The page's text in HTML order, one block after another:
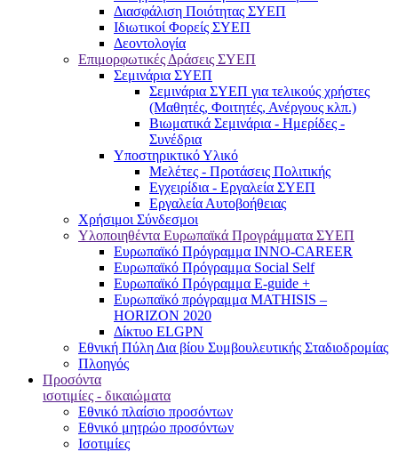
Διασφάλιση Ποιότητας ΣΥΕΠ
Ιδιωτικοί Φορείς ΣΥΕΠ
Δεοντολογία
Επιμορφωτικές Δράσεις ΣΥΕΠ
Σεμινάρια ΣΥΕΠ
Σεμινάρια ΣΥΕΠ για τελικούς χρήστες
(Μαθητές, Φοιτητές, Ανέργους κλπ.)
Βιωματικά Σεμινάρια - Ημερίδες -
Συνέδρια
Υποστηρικτικό Υλικό
Μελέτες - Προτάσεις Πολιτικής
Εγχειρίδια - Εργαλεία ΣΥΕΠ
Εργαλεία Αυτοβοήθειας
Χρήσιμοι Σύνδεσμοι
Υλοποιηθέντα Ευρωπαϊκά Προγράμματα ΣΥΕΠ
Ευρωπαϊκό Πρόγραμμα INNO-CAREER
Ευρωπαϊκό Πρόγραμμα Social Self
Ευρωπαϊκό Πρόγραμμα E-guide +
Ευρωπαϊκό πρόγραμμα MATHISIS –
HORIZON 2020
Δίκτυο ELGPN
Εθνική Πύλη Δια βίου Συμβουλευτικής Σταδιοδρομίας
Πλοηγός
Προσόντα
ισοτιμίες - δικαιώματα
Εθνικό πλαίσιο προσόντων
Εθνικό μητρώο προσόντων
Ισοτιμίες